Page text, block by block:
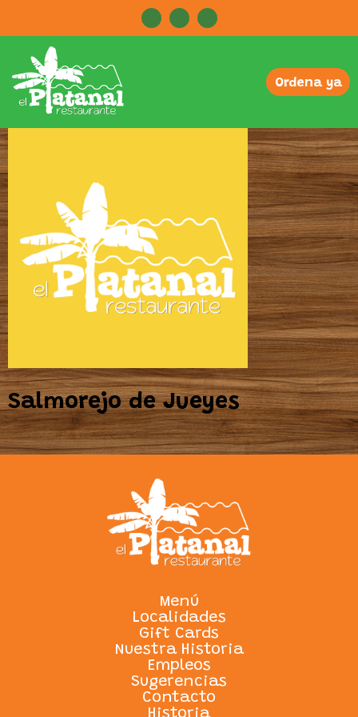
Ordena ya
Salmorejo de Jueyes
Menú
Localidades
Gift Cards
Nuestra Historia
Empleos
Sugerencias
Contacto